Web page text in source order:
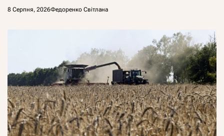
8 Серпня, 2026Федоренко Світлана